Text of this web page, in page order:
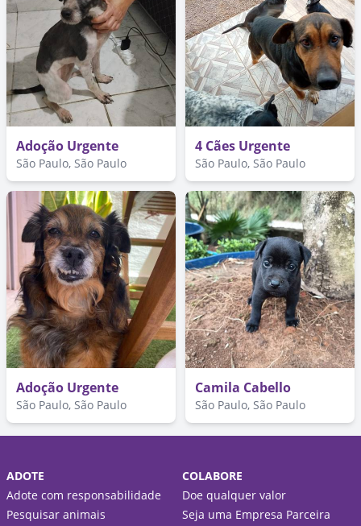
Adoção Urgente
São Paulo, São Paulo
4 Cães Urgente
São Paulo, São Paulo
Adoção Urgente
São Paulo, São Paulo
Camila Cabello
São Paulo, São Paulo
ADOTE
Adote com responsabilidade
Pesquisar animais
COLABORE
Doe qualquer valor
Seja uma Empresa Parceira